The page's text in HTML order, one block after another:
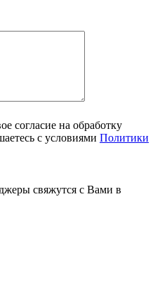
согласие на обработку
с условиями Политики
свяжутся с Вами в